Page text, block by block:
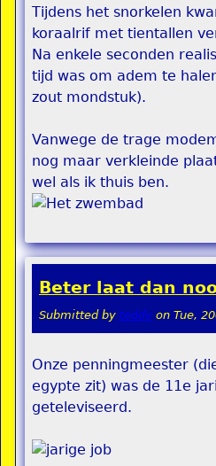
Tijdens het snorkelen
koraalrif met tientallen
Na enkele seconden
tijd was om adem te
zout mondstuk).
Vanwege de trage
nog maar verkleinde
wel als ik thuis ben.
Beter laat dan
Submitted by teddy on Tue,
Onze penningmeester
egypte zit) was de 11e
geteleviseerd.